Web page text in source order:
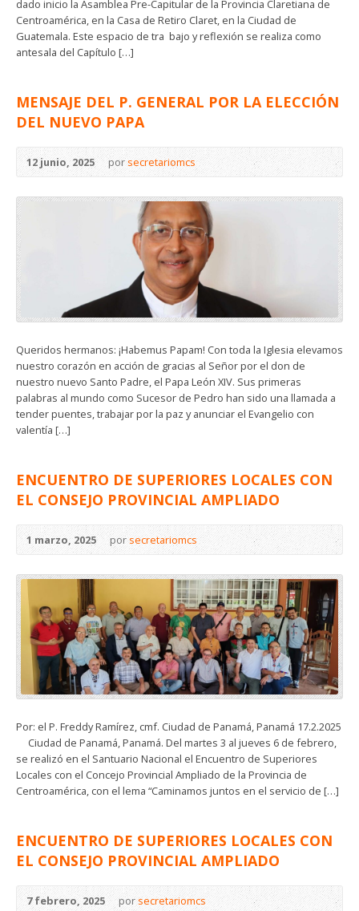
dado inicio la Asamblea Pre-Capitular de la Provincia Claretiana de
Centroamérica, en la Casa de Retiro Claret, en la Ciudad de
Guatemala. Este espacio de tra bajo y reflexión se realiza como
antesala del Capítulo […]
MENSAJE DEL P. GENERAL POR LA ELECCIÓN
DEL NUEVO PAPA
12 junio, 2025 porsecretariomcs
Queridos hermanos: ¡Habemus Papam! Con toda la Iglesia elevamos
nuestro corazón en acción de gracias al Señor por el don de
nuestro nuevo Santo Padre, el Papa León XIV. Sus primeras
palabras al mundo como Sucesor de Pedro han sido una llamada a
tender puentes, trabajar por la paz y anunciar el Evangelio con
valentía […]
ENCUENTRO DE SUPERIORES LOCALES CON
EL CONSEJO PROVINCIAL AMPLIADO
1 marzo, 2025 por secretariomcs
Por: el P. Freddy Ramírez, cmf. Ciudad de Panamá, Panamá 17.2.2025
Ciudad de Panamá, Panamá. Del martes 3 al jueves 6 de febrero,
se realizó en el Santuario Nacional el Encuentro de Superiores
Locales con el Concejo Provincial Ampliado de la Provincia de
Centroamérica, con el lema “Caminamos juntos en el servicio de […]
ENCUENTRO DE SUPERIORES LOCALES CON
EL CONSEJO PROVINCIAL AMPLIADO
7 febrero, 2025 porsecretariomcs